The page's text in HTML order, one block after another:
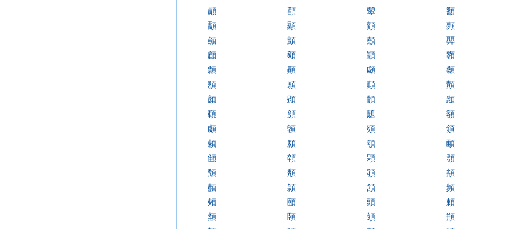
顳 顴 顰 顲
顬
顯 顮 顭
顩
顫 顤 顨
顧
顡 顥 顟
顠
顚 顣 顙
顖
願 顛 顗
顏
顕 顝 頿
顐
顔 題 額
顑
顊 顃 顉
顂
顈 顎 顄
顀
顇 顆 頵
頽
頺 頱 頯
頳
頴 頷 頻
頰
頤 頭 頼
頮
頣 頝 頩